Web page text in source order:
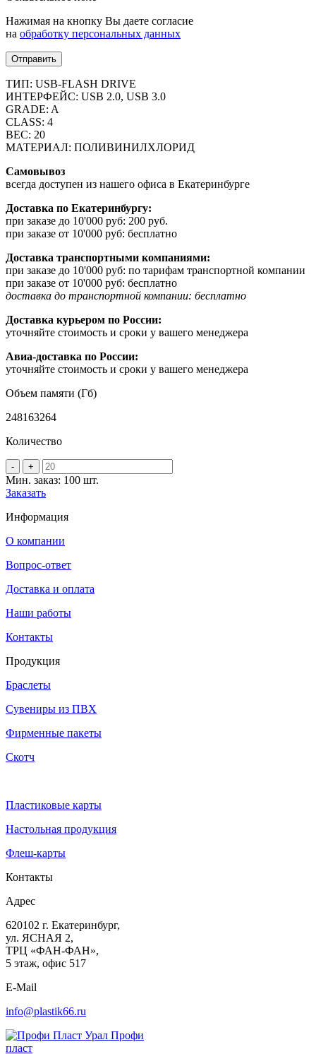
Нажимая на кнопку Вы даете согласие
на обработку персональных данных
Отправить
ТИП: USB-FLASH DRIVE
ИНТЕРФЕЙС: USB 2.0, USB 3.0
GRADE: A
CLASS: 4
ВЕС: 20
МАТЕРИАЛ: ПОЛИВИНИЛХЛОРИД
Самовывоз
всегда доступен из нашего офиса в Екатеринбурге
Доставка по Екатеринбургу:
при заказе до 10'000 руб: 200 руб.
при заказе от 10'000 руб: бесплатно
Доставка транспортными компаниями:
при заказе до 10'000 руб: по тарифам транспортной компании
при заказе от 10'000 руб: бесплатно
доставка до транспортной компании: бесплатно
Доставка курьером по России:
уточняйте стоимость и сроки у вашего менеджера
Авиа-доставка по России:
уточняйте стоимость и сроки у вашего менеджера
Объем памяти (Гб)
248163264
Количество
- +
Мин. заказ: 100 шт.
Заказать
Информация
О компании
Вопрос-ответ
Доставка и оплата
Наши работы
Контакты
Продукция
Браслеты
Сувениры из ПВХ
Фирменные пакеты
Скотч
Пластиковые карты
Настольная продукция
Флеш-карты
Контакты
Адрес
620102 г. Екатеринбург,
ул. ЯСНАЯ 2,
ТРЦ «ФАН-ФАН»,
5 этаж, офис 517
E-Mail
info@plastik66.ru
Профи
пласт